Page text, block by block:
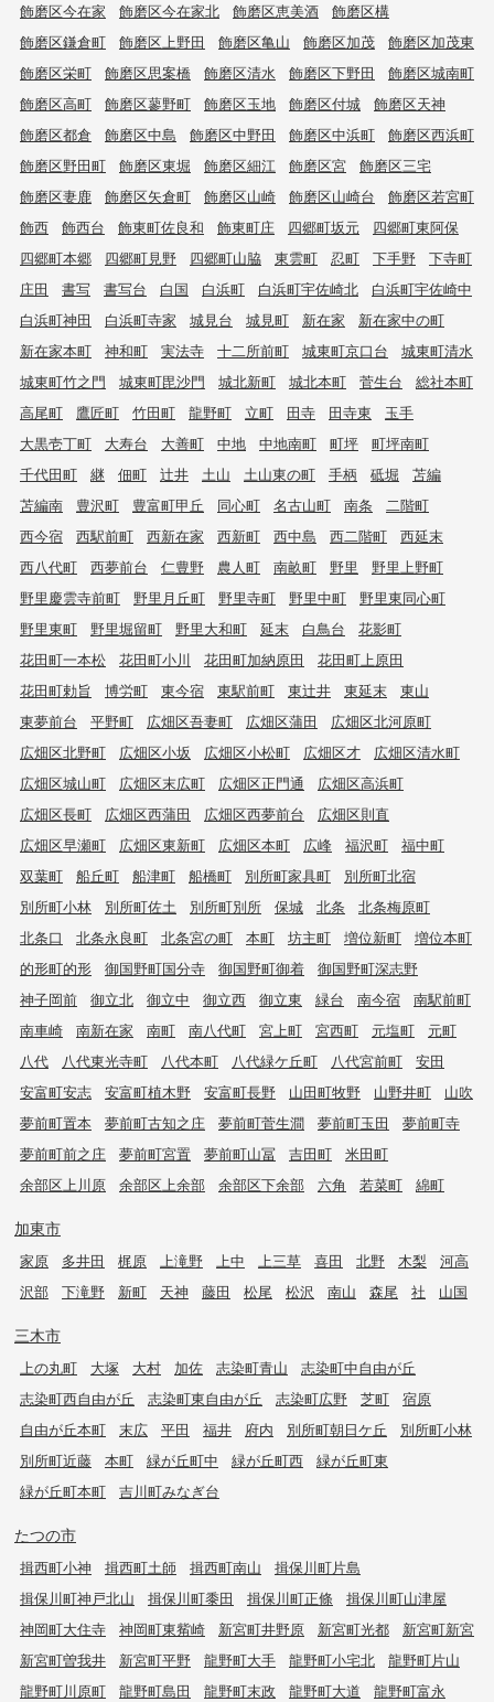
飾磨区今在家 飾磨区今在家北 飾磨区恵美酒
飾磨区構
飾磨区鎌倉町
飾磨区上野田 飾磨区亀山 飾磨区加茂
飾磨区加茂東
飾磨区栄町
飾磨区思案橋 飾磨区清水 飾磨区下野田
飾磨区城南町
飾磨区高町
飾磨区蓼野町 飾磨区玉地 飾磨区付城
飾磨区天神
飾磨区都倉
飾磨区中島 飾磨区中野田 飾磨区中浜町
飾磨区西浜町
飾磨区野田町
飾磨区東堀 飾磨区細江 飾磨区宮
飾磨区三宅
飾磨区妻鹿
飾磨区矢倉町 飾磨区山崎 飾磨区山崎台
飾磨区若宮町
飾西
飾西台 飾東町佐良和 飾東町庄 四郷町坂元
四郷町東阿保
四郷町本郷
四郷町見野 四郷町山脇 東雲町 忍町 下手野
下寺町
庄田
書写 書写台 白国 白浜町 白浜町宇佐崎北
白浜町宇佐崎中
白浜町神田
白浜町寺家 城見台 城見町 新在家
新在家中の町
新在家本町
神和町 実法寺 十二所前町 城東町京口台
城東町清水
城東町竹之門
城東町毘沙門 城北新町 城北本町 菅生台
総社本町
高尾町
鷹匠町 竹田町 龍野町 立町 田寺 田寺東
玉手
大黒壱丁町
大寿台 大善町 中地 中地南町 町坪
町坪南町
千代田町
継 佃町 辻井 土山 土山東の町 手柄 砥堀
苫編
苫編南
豊沢町 豊富町甲丘 同心町 名古山町 南条
二階町
西今宿
西駅前町 西新在家 西新町 西中島 西二階町
西延末
西八代町
西夢前台 仁豊野 農人町 南畝町 野里
野里上野町
野里慶雲寺前町
野里月丘町 野里寺町 野里中町
野里東同心町
野里東町
野里堀留町 野里大和町 延末 白鳥台
花影町
花田町一本松
花田町小川 花田町加納原田
花田町上原田
花田町勅旨
博労町 東今宿 東駅前町 東辻井 東延末
東山
東夢前台
平野町 広畑区吾妻町 広畑区蒲田
広畑区北河原町
広畑区北野町
広畑区小坂 広畑区小松町 広畑区才
広畑区清水町
広畑区城山町
広畑区末広町 広畑区正門通
広畑区高浜町
広畑区長町
広畑区西蒲田 広畑区西夢前台
広畑区則直
広畑区早瀬町
広畑区東新町 広畑区本町 広峰 福沢町
福中町
双葉町
船丘町 船津町 船橋町 別所町家具町
別所町北宿
別所町小林
別所町佐土 別所町別所 保城 北条
北条梅原町
北条口
北条永良町 北条宮の町 本町 坊主町 増位新町
増位本町
的形町的形
御国野町国分寺 御国野町御着
御国野町深志野
神子岡前
御立北 御立中 御立西 御立東 緑台 南今宿
南駅前町
南車崎
南新在家 南町 南八代町 宮上町 宮西町 元塩町
元町
八代
八代東光寺町 八代本町 八代緑ケ丘町 八代宮前町
安田
安富町安志
安富町植木野 安富町長野 山田町牧野 山野井町
山吹
夢前町置本
夢前町古知之庄 夢前町菅生澗 夢前町玉田
夢前町寺
夢前町前之庄
夢前町宮置 夢前町山冨 吉田町
米田町
余部区上川原
余部区上余部 余部区下余部 六角 若菜町 綿町
加東市
家原 多井田 梶原 上滝野 上中 上三草 喜田 北野 木梨
河高
沢部
下滝野 新町 天神 藤田 松尾 松沢 南山 森尾 社 山国
三木市
上の丸町 大塚 大村 加佐 志染町青山
志染町中自由が丘
志染町西自由が丘
志染町東自由が丘 志染町広野 芝町
宿原
自由が丘本町
末広 平田 福井 府内 別所町朝日ケ丘
別所町小林
別所町近藤
本町 緑が丘町中 緑が丘町西
緑が丘町東
緑が丘町本町
吉川町みなぎ台
たつの市
揖西町小神 揖西町土師 揖西町南山
揖保川町片島
揖保川町神戸北山
揖保川町黍田 揖保川町正條
揖保川町山津屋
神岡町大住寺
神岡町東觜崎 新宮町井野原 新宮町光都
新宮町新宮
新宮町曽我井
新宮町平野 龍野町大手 龍野町小宅北
龍野町片山
龍野町川原町
龍野町島田 龍野町末政 龍野町大道
龍野町富永